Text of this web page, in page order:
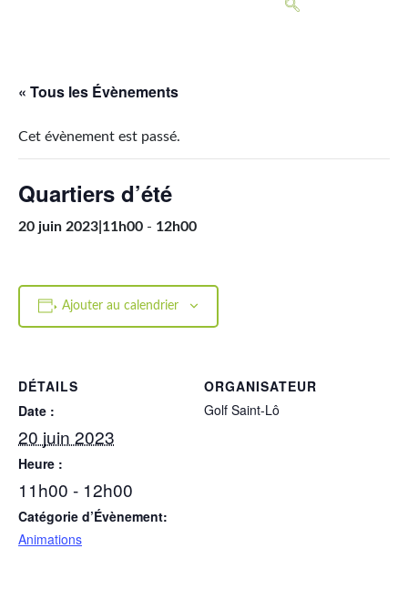
« Tous les Évènements
Cet évènement est passé.
Quartiers d’été
20 juin 2023|11h00 - 12h00
Ajouter au calendrier
DÉTAILS
Date :
20 juin 2023
Heure :
11h00 - 12h00
Catégorie d’Évènement:
Animations
ORGANISATEUR
Golf Saint-Lô